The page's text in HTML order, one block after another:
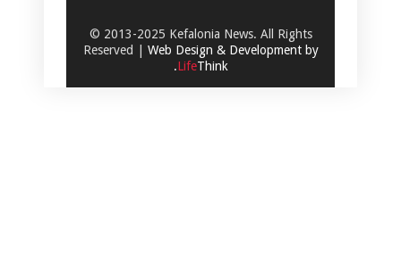
© 2013-2025 Kefalonia News. All Rights
Reserved | Web Design & Development by
.LifeThink